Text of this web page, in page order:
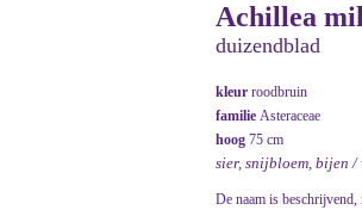
Achillea
duizendblad
kleur roodbruin
familie Asteraceae
hoog 75 cm
sier, snijbloem, bijen
De naam is